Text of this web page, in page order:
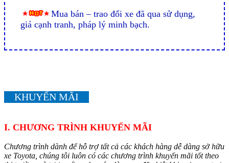
Mua bán – trao đổi xe đã qua sử dụng,
giá cạnh tranh, pháp lý minh bạch.
KHUYẾN MÃI
I. CHƯƠNG TRÌNH KHUYẾN MÃI
Chương trình dành để hỗ trợ tất cả các khách hàng dễ dàng sở hữu
xe Toyota, chúng tôi luôn có các chương trình khuyến mãi tốt theo